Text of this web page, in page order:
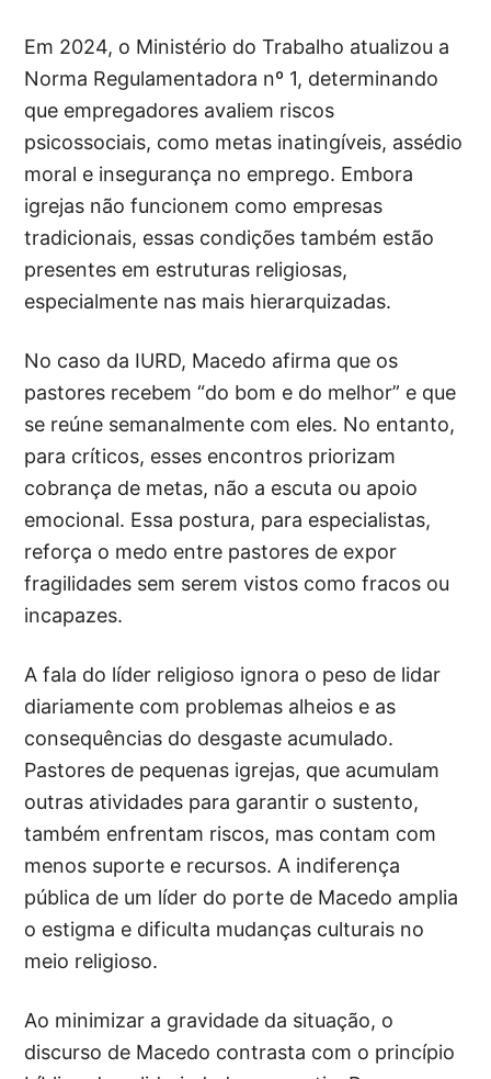
Em 2024, o Ministério do Trabalho atualizou a
Norma Regulamentadora nº 1, determinando
que empregadores avaliem riscos
psicossociais, como metas inatingíveis, assédio
moral e insegurança no emprego. Embora
igrejas não funcionem como empresas
tradicionais, essas condições também estão
presentes em estruturas religiosas,
especialmente nas mais hierarquizadas.
No caso da IURD, Macedo afirma que os
pastores recebem “do bom e do melhor” e que
se reúne semanalmente com eles. No entanto,
para críticos, esses encontros priorizam
cobrança de metas, não a escuta ou apoio
emocional. Essa postura, para especialistas,
reforça o medo entre pastores de expor
fragilidades sem serem vistos como fracos ou
incapazes.
A fala do líder religioso ignora o peso de lidar
diariamente com problemas alheios e as
consequências do desgaste acumulado.
Pastores de pequenas igrejas, que acumulam
outras atividades para garantir o sustento,
também enfrentam riscos, mas contam com
menos suporte e recursos. A indiferença
pública de um líder do porte de Macedo amplia
o estigma e dificulta mudanças culturais no
meio religioso.
Ao minimizar a gravidade da situação, o
discurso de Macedo contrasta com o princípio